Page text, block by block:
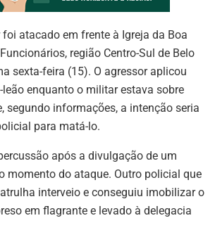
atacado em frente à Igreja da Boa
região Centro-Sul de Belo
sexta-feira (15). O agressor aplicou
enquanto o militar estava sobre
segundo informações, a intenção seria
para matá-lo.
após a divulgação de um
momento do ataque. Outro policial que
interveio e conseguiu imobilizar o
em flagrante e levado à delegacia